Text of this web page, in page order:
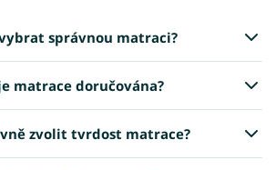
správnou matraci?
matrace doručována?
zvolit tvrdost matrace?